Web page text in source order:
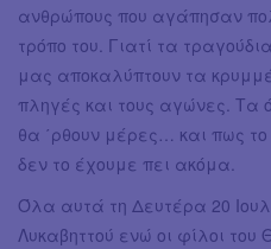
ανθρώπους που αγάπησαν
τρόπο του. Γιατί τα
μας αποκαλύπτουν τα
πληγές και τους αγώνες. Τα
θα ΄ρθουν μέρες… και πως
δεν το έχουμε πει ακόμα.
Όλα αυτά τη Δευτέρα 20
Λυκαβηττού ενώ οι φίλοι